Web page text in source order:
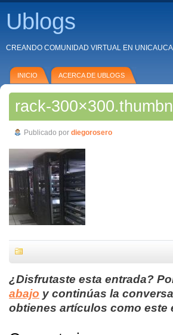
Ublogs
CREANDO COMUNIDAD VIRTUAL EN UNICAUCA
INICIO ACERCA DE UBLOGS
rack-
Publicado por diegorosero
¿Disfrutaste esta entrada?
abajo y continúas la
obtienes artículos como este